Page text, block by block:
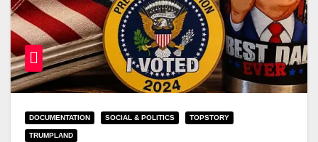
DOCUMENTATION SOCIAL & POLITICS TOPSTORY
TRUMPLAND